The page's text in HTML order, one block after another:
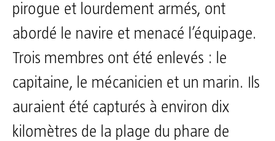
pirogue et lourdement armés, ont
abordé le navire et menacé l’équipage.
Trois membres ont été enlevés : le
capitaine, le mécanicien et un marin. Ils
auraient été capturés à environ dix
kilomètres de la plage du phare de